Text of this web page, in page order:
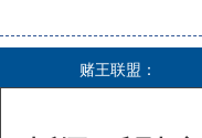
赌王联盟：